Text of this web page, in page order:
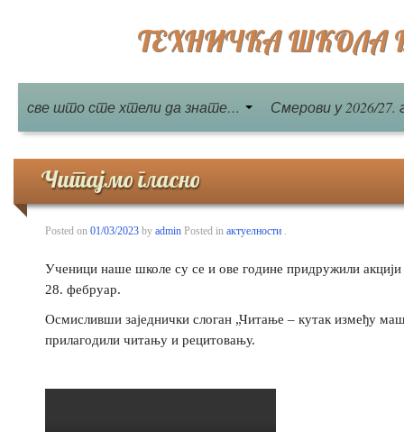
ТЕХНИЧКА ШКОЛА
све што сте хтели да знате… Смерови у 2026/27.
Читајмо гласно
Posted on 01/03/2023 by admin Posted in актуелности .
Ученици наше школе су се и ове године придружили
28. фебруар.
Осмисливши заједнички слоган „Читање – кутак између
прилагодили читању и рецитовању.